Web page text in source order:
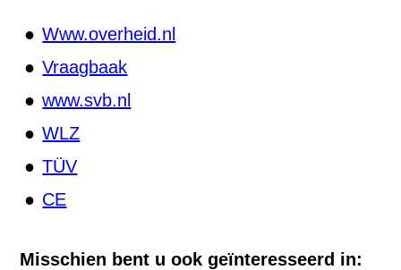
Www.overheid.nl
Vraagbaak
www.svb.nl
WLZ
TÜV
CE
Misschien bent u ook geïnteresseerd in: